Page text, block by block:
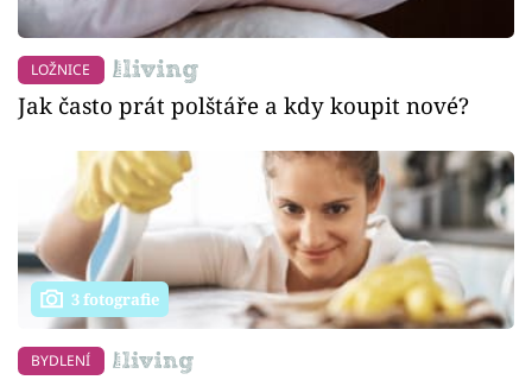
LOŽNICE
Jak často prát polštáře a kdy koupit nové?
3 fotografie
BYDLENÍ